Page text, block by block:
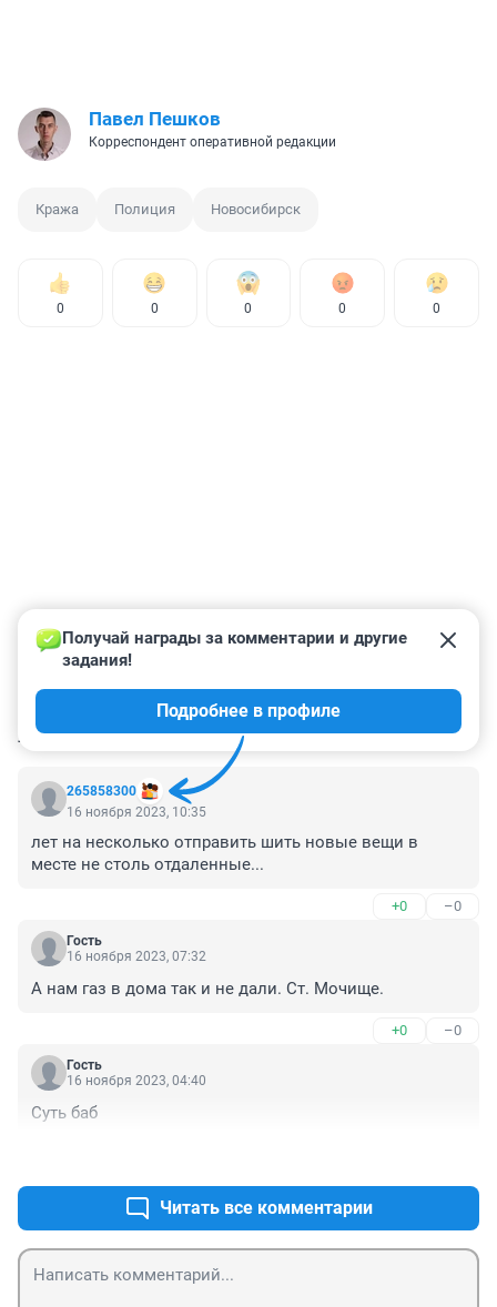
Павел Пешков
Корреспондент оперативной редакции
Кража Полиция Новосибирск
0 0 0 0 0
КОММЕНТАРИИ 49
265858300
Получай награды за комментарии и другие
задания!
Подробнее в профиле
16 ноября 2023, 10:35
лет на несколько отправить шить новые вещи в
месте не столь отдаленные...
+0 –0
Гость
16 ноября 2023, 07:32
А нам газ в дома так и не дали. Ст. Мочище.
+0 –0
Гость
16 ноября 2023, 04:40
Суть баб
Читать все комментарии